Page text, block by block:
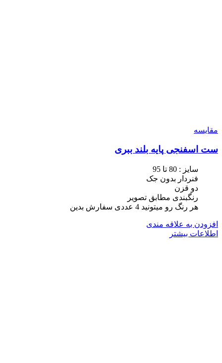
مقایسه
ست اسفنجی پایه بلند ببری
سایز : 80 تا 95
فنردار بدون جک
دو قزن
رنگبندی مطابق تصویر
هر رنگ رو میتونید 4 عددی سفارش بدین
افزودن به علاقه مندی
اطلاعات بیشتر